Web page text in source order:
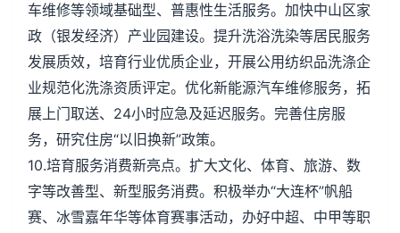
车维修等领域基础型、普惠性生活服务。加快中山区家
政（银发经济）产业园建设。提升洗浴洗染等居民服务
发展质效，培育行业优质企业，开展公用纺织品洗涤企
业规范化洗涤资质评定。优化新能源汽车维修服务，拓
展上门取送、24小时应急及延迟服务。完善住房服
务，研究住房“以旧换新”政策。
10.培育服务消费新亮点。扩大文化、体育、旅游、数
字等改善型、新型服务消费。积极举办“大连杯”帆船
赛、冰雪嘉年华等体育赛事活动，办好中超、中甲等职